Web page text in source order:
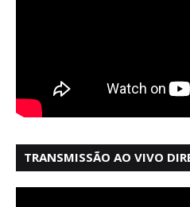
TRANSMISSÃO AO VIVO